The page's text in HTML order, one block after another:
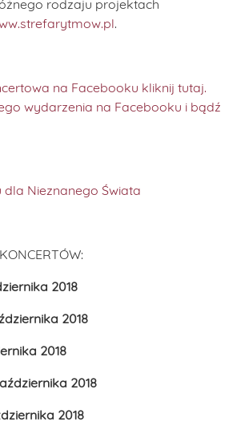
rodzaju projektach
.
na Facebooku kliknij tutaj.
wydarzenia na Facebooku i bądź
Nieznanego Świata
2018
2018
2018
2018
2018